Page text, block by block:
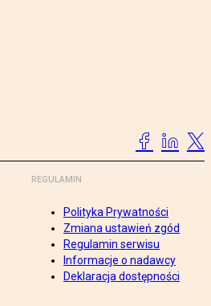
REGULAMIN
Polityka Prywatności
Zmiana ustawień zgód
Regulamin serwisu
Informacje o nadawcy
Deklaracja dostępności